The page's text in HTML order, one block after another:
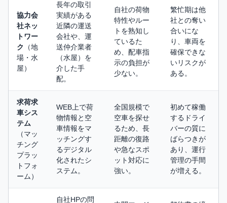
協力会
社ネッ
トワー
ク
（地
場・水
屋）
長年の取引
実績がある
近隣の運送
会社や、運
送仲介業者
（水屋）を
介した手
配。
自社の荷物
特性やルー
トを熟知し
ているた
め、配車指
示の負担が
少ない。
繁忙期は他
社との奪い
合いにな
り、車両を
確保できな
いリスクが
ある。
求荷求
車シス
テム
（マッ
チング
プラッ
トフォ
ーム）
WEB上で荷
物情報と空
車情報をマ
ッチングす
るデジタル
化されたシ
ステム。
全国規模で
空車を探せ
るため、長
距離の復路
や急なスポ
ット対応に
強い。
初めて稼働
するドライ
バーの質に
ばらつきが
あり、運行
管理の手間
が増える。
自社HPの問